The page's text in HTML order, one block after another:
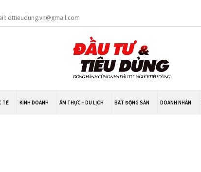
dttieudung.vn@gmail.com
TẾ KINH DOANH ẨM THỰC – DU LỊCH BẤT ĐỘNG SẢN DOANH NHÂN